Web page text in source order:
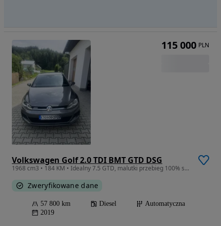
Volkswagen Golf 2.0 TDI BMT GTD DSG
1968 cm3 • 184 KM • Idealny 7.5 GTD, malutki przebieg 100% serwis i dokumentacja. Perełka!
Zweryfikowane dane
57 800 km Diesel
Automatyczna
2019
115 000 PLN